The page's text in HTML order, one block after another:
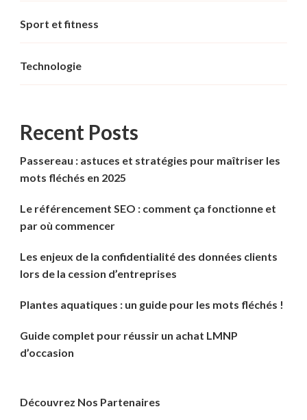
Sport et fitness
Technologie
Recent Posts
Passereau : astuces et stratégies pour maîtriser les
mots fléchés en 2025
Le référencement SEO : comment ça fonctionne et
par où commencer
Les enjeux de la confidentialité des données clients
lors de la cession d’entreprises
Plantes aquatiques : un guide pour les mots fléchés !
Guide complet pour réussir un achat LMNP
d’occasion
Découvrez Nos Partenaires